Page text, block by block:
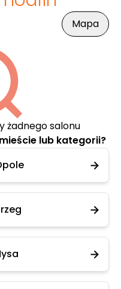
Mapa
żadnego salonu
lub kategorii?